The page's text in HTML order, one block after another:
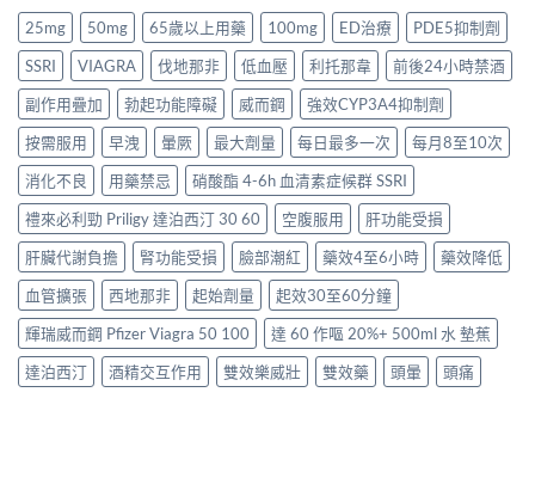
25mg 50mg 65歲以上用藥 100mg ED治療
PDE5抑制劑
SSRI
VIAGRA 伐地那非 低血壓 利托那韋
前後24小時禁酒
副作用疊加
勃起功能障礙 威而鋼
強效CYP3A4抑制劑
按需服用
早洩 暈厥 最大劑量 每日最多一次
每月8至10次
消化不良
用藥禁忌
硝酸酯 4-6h 血清素症候群 SSRI
禮來必利勁 Priligy 達泊西汀 30 60
空腹服用
肝功能受損
肝臟代謝負擔
腎功能受損 臉部潮紅 藥效4至6小時
藥效降低
血管擴張
西地那非 起始劑量
起效30至60分鐘
輝瑞威而鋼 Pfizer Viagra 50 100
達 60 作嘔 20%+ 500ml 水 墊蕉
達泊西汀
酒精交互作用 雙效樂威壯 雙效藥 頭暈 頭痛